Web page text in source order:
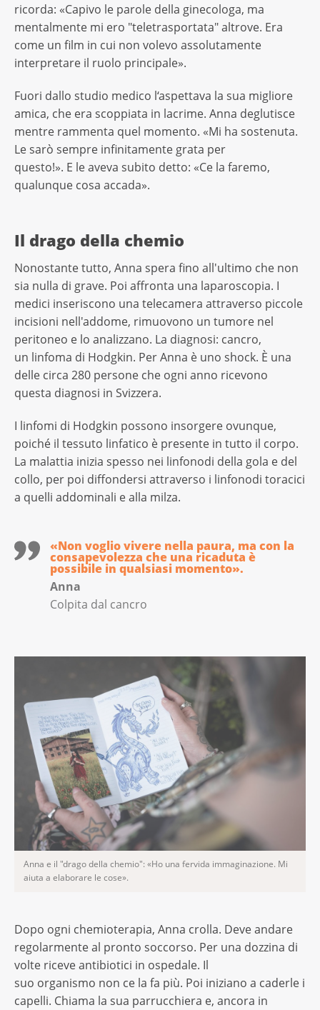
ricorda: «Capivo le parole della ginecologa, ma
mentalmente mi ero "teletrasportata" altrove. Era
come un film in cui non volevo assolutamente
interpretare il ruolo principale».
Fuori dallo studio medico l‘aspettava la sua migliore
amica, che era scoppiata in lacrime. Anna deglutisce
mentre rammenta quel momento. «Mi ha sostenuta.
Le sarò sempre infinitamente grata per
questo!». E le aveva subito detto: «Ce la faremo,
qualunque cosa accada».
Il drago della chemio
Nonostante tutto, Anna spera fino all'ultimo che non
sia nulla di grave. Poi affronta una laparoscopia. I
medici inseriscono una telecamera attraverso piccole
incisioni nell'addome, rimuovono un tumore nel
peritoneo e lo analizzano. La diagnosi: cancro,
un linfoma di Hodgkin. Per Anna è uno shock. È una
delle circa 280 persone che ogni anno ricevono
questa diagnosi in Svizzera.
I linfomi di Hodgkin possono insorgere ovunque,
poiché il tessuto linfatico è presente in tutto il corpo.
La malattia inizia spesso nei linfonodi della gola e del
collo, per poi diffondersi attraverso i linfonodi toracici
a quelli addominali e alla milza.
«Non voglio vivere nella paura, ma con la
consapevolezza che una ricaduta è
possibile in qualsiasi momento».
Anna
Colpita dal cancro
Anna e il "drago della chemio": «Ho una fervida immaginazione. Mi
aiuta a elaborare le cose».
Dopo ogni chemioterapia, Anna crolla. Deve andare
regolarmente al pronto soccorso. Per una dozzina di
volte riceve antibiotici in ospedale. Il
suo organismo non ce la fa più. Poi iniziano a caderle i
capelli. Chiama la sua parrucchiera e, ancora in